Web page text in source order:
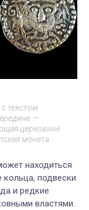
текстом
—
церковное
монета
находиться
подвески
и редкие
властями.